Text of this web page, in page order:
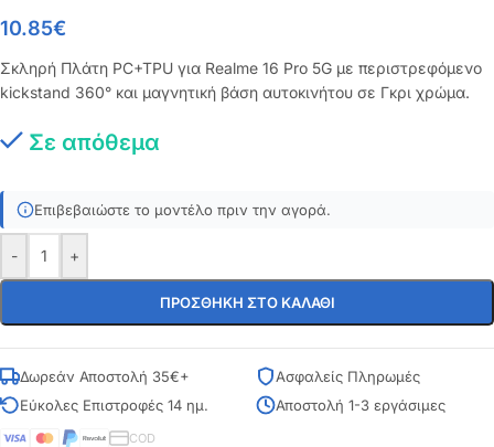
10.85€
Σκληρή Πλάτη PC+TPU για Realme 16 Pro 5G με περιστρεφόμενο
kickstand 360° και μαγνητική βάση αυτοκινήτου σε Γκρι χρώμα.
Σε απόθεμα
Επιβεβαιώστε το μοντέλο πριν την αγορά.
- +
ΠΡΟΣΘΉΚΗ ΣΤΟ ΚΑΛΆΘΙ
Δωρεάν Αποστολή 35€+
Ασφαλείς Πληρωμές
Εύκολες Επιστροφές 14 ημ.
Αποστολή 1-3 εργάσιμες
COD